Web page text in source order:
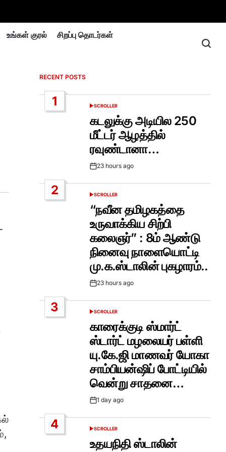
உங்கள் குரல் சிறப்பு தொடர்கள்
RECENT POSTS
1
POSTED
SCROLLER
கடலுக்கு அடியில 250
மீட்டர் ஆழத்தில்
ரவுண்டானா…
Post23 hours ago
2
POSTED
SCROLLER
“நவீன தமிழகத்தை
உருவாக்கிய சிற்பி
கலைஞர்” : 8ம் ஆண்டு
நினைவு நாளையொட்டி
மு.க.ஸ்டாலின் புகழாரம்..
Post23 hours ago
3
POSTED
SCROLLER
காரைக்குடி ஸ்மார்ட்
ஸ்டார்ட் மழலையர் பள்ளி
யு.கே.ஜி மாணவர் யோகா
சாம்பியன்ஷிப் போட்டியில்
வென்று சாதனை…
Post1 day ago
4
POSTED
SCROLLER
உதயநிதி ஸ்டாலின்